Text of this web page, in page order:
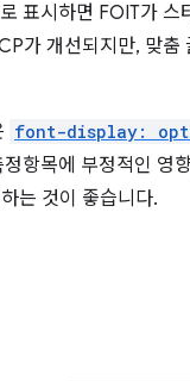
표시하면 FOIT가
가 개선되지만, 맞
font-display:
항목에 부정적인 영
는 것이 좋습니다.